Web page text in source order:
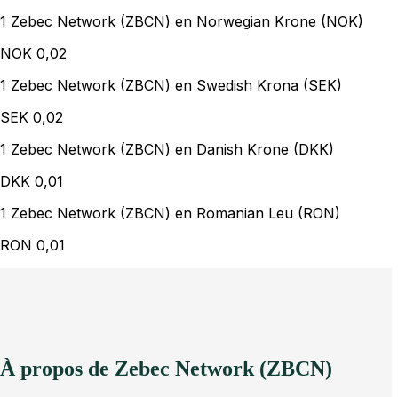
1 Zebec Network (ZBCN) en Norwegian Krone (NOK)
NOK 0,02
1 Zebec Network (ZBCN) en Swedish Krona (SEK)
SEK 0,02
1 Zebec Network (ZBCN) en Danish Krone (DKK)
DKK 0,01
1 Zebec Network (ZBCN) en Romanian Leu (RON)
RON 0,01
À propos de Zebec Network (ZBCN)